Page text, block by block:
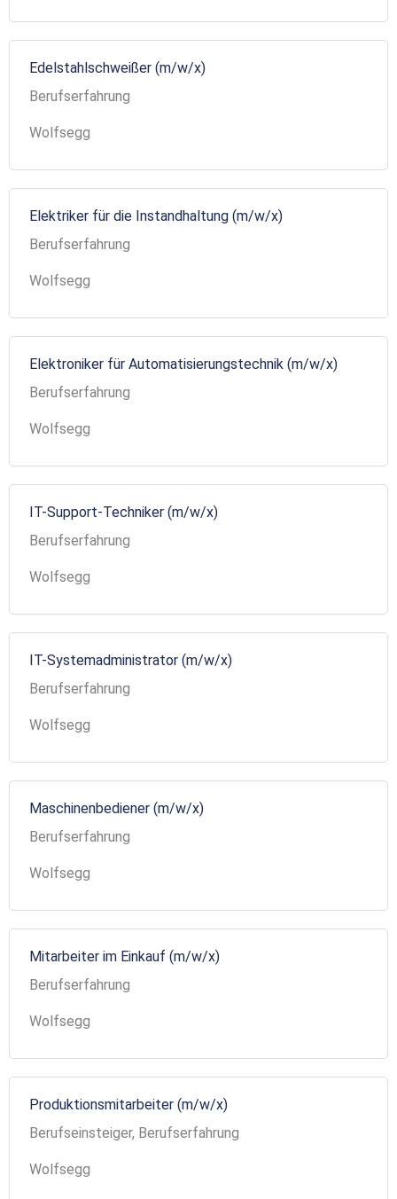
Edelstahlschweißer (m/w/x)
Berufserfahrung
Wolfsegg
Elektriker für die Instandhaltung (m/w/x)
Berufserfahrung
Wolfsegg
Elektroniker für Automatisierungstechnik (m/w/x)
Berufserfahrung
Wolfsegg
IT-Support-Techniker (m/w/x)
Berufserfahrung
Wolfsegg
IT-Systemadministrator (m/w/x)
Berufserfahrung
Wolfsegg
Maschinenbediener (m/w/x)
Berufserfahrung
Wolfsegg
Mitarbeiter im Einkauf (m/w/x)
Berufserfahrung
Wolfsegg
Produktionsmitarbeiter (m/w/x)
Berufseinsteiger, Berufserfahrung
Wolfsegg